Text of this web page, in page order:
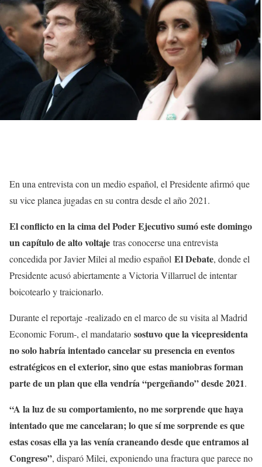
En una entrevista con un medio español, el Presidente afirmó que
su vice planea jugadas en su contra desde el año 2021.
El conflicto en la cima del Poder Ejecutivo sumó este domingo
un capítulo de alto voltaje tras conocerse una entrevista
concedida por Javier Milei al medio español El Debate, donde el
Presidente acusó abiertamente a Victoria Villarruel de intentar
boicotearlo y traicionarlo.
Durante el reportaje -realizado en el marco de su visita al Madrid
Economic Forum-, el mandatario sostuvo que la vicepresidenta
no solo habría intentado cancelar su presencia en eventos
estratégicos en el exterior, sino que estas maniobras forman
parte de un plan que ella vendría “pergeñando” desde 2021.
“A la luz de su comportamiento, no me sorprende que haya
intentado que me cancelaran; lo que sí me sorprende es que
estas cosas ella ya las venía craneando desde que entramos al
Congreso”, disparó Milei, exponiendo una fractura que parece no